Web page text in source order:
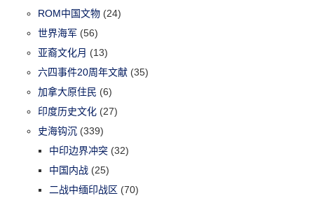
ROM中国文物 (24)
世界海军 (56)
亚裔文化月 (13)
六四事件20周年文献 (35)
加拿大原住民 (6)
印度历史文化 (27)
史海钩沉 (339)
中印边界冲突 (32)
中国内战 (25)
二战中缅印战区 (70)